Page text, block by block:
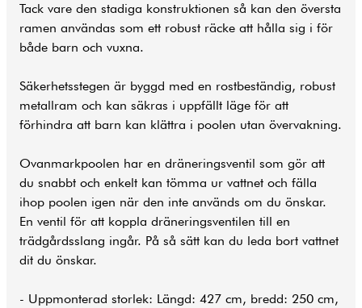
Tack vare den stadiga konstruktionen så kan den översta
ramen användas som ett robust räcke att hålla sig i för
både barn och vuxna.
Säkerhetsstegen är byggd med en rostbeständig, robust
metallram och kan säkras i uppfällt läge för att
förhindra att barn kan klättra i poolen utan övervakning.
Ovanmarkpoolen har en dräneringsventil som gör att
du snabbt och enkelt kan tömma ur vattnet och fälla
ihop poolen igen när den inte används om du önskar.
En ventil för att koppla dräneringsventilen till en
trädgårdsslang ingår. På så sätt kan du leda bort vattnet
dit du önskar.
- Uppmonterad storlek: Längd: 427 cm, bredd: 250 cm,